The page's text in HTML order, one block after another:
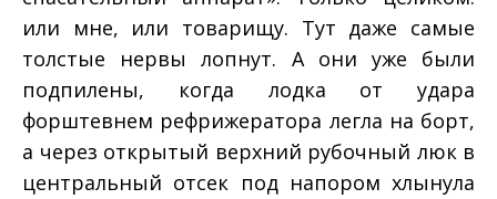
или мне, или товарищу. Тут даже самые
толстые нервы лопнут. А они уже были
подпилены, когда лодка от удара
форштевнем рефрижератора легла на борт,
а через открытый верхний рубочный люк в
центральный отсек под напором хлынула